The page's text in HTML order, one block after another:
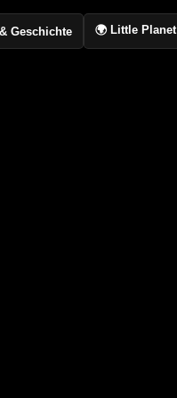
Geschichte 🌍 Little Planet